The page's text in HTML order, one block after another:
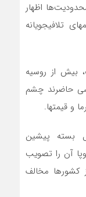
اظهار
تلافیجویانه
بیش از روسیه
حاضرند چشم
و قیمتها.
بسته پیشین
آن را تصویب
کشورها مخالف